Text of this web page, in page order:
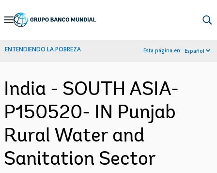
Skip
Navigation
ENTENDIENDO LA POBREZA Esta página en: Español
India - SOUTH ASIA-
P150520- IN Punjab
Rural Water and
Sanitation Sector